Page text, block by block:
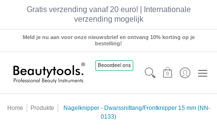
Gratis verzending vanaf 20 euro! | Internationale
verzending mogelijk
Sets Manicure Pedicure Hairstyling
Meld je nu aan voor onze nieuwsbrief en ontvang 10% korting op je
bestelling!
0
Home Produkte
Nagelknipper - Dwarssnittang/Frontknipper 15 mm (NN-
0133)